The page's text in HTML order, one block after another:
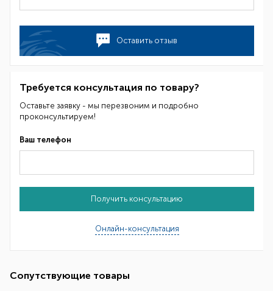
Оставить отзыв
Требуется консультация по товару?
Оставьте заявку - мы перезвоним и подробно
проконсультируем!
Ваш телефон
Получить консультацию
Онлайн-консультация
Сопутствующие товары